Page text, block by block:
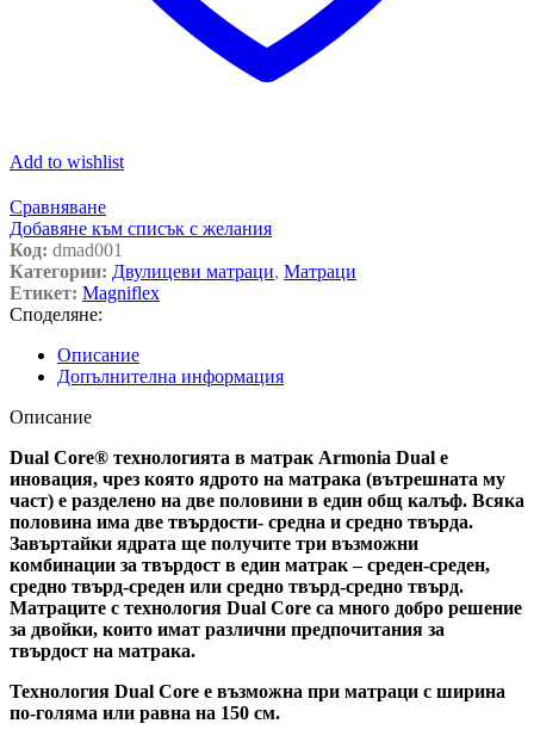
Add to wishlist
Сравняване
Добавяне към списък с желания
Код: dmad001
Категории: Двулицеви матраци, Матраци
Етикет: Magniflex
Споделяне:
Описание
Допълнителна информация
Описание
Dual Core® технологията в матрак Armonia Dual е
иновация, чрез която ядрото на матрака (вътрешната му
част) е разделено на две половини в един общ калъф. Всяка
половина има две твърдости- средна и средно твърда.
Завъртайки ядрата ще получите три възможни
комбинации за твърдост в един матрак – среден-среден,
средно твърд-среден или средно твърд-средно твърд.
Матраците с технология Dual Core са много добро решение
за двойки, които имат различни предпочитания за
твърдост на матрака.
Технология Dual Core е възможна при матраци с ширина
по-голяма или равна на 150 см.